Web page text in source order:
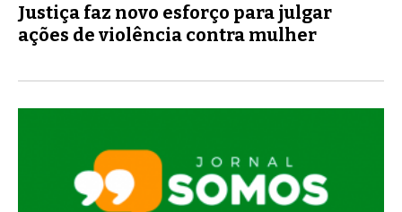
Justiça faz novo esforço para julgar
ações de violência contra mulher